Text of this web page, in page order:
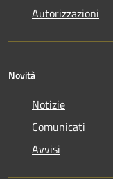
Autorizzazioni
Novità
Notizie
Comunicati
Avvisi